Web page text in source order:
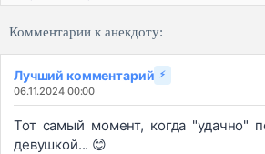
Комментарии к анекдоту:
Лучший комментарий ⚡
06.11.2024 00:00
Тот самый момент, когда "удачно"
девушкой... 😊